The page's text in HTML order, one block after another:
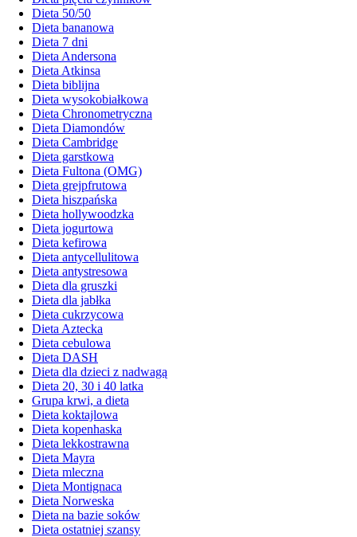
Dieta 50/50
Dieta bananowa
Dieta 7 dni
Dieta Andersona
Dieta Atkinsa
Dieta biblijna
Dieta wysokobiałkowa
Dieta Chronometryczna
Dieta Diamondów
Dieta Cambridge
Dieta garstkowa
Dieta Fultona (OMG)
Dieta grejpfrutowa
Dieta hiszpańska
Dieta hollywoodzka
Dieta jogurtowa
Dieta kefirowa
Dieta antycellulitowa
Dieta antystresowa
Dieta dla gruszki
Dieta dla jabłka
Dieta cukrzycowa
Dieta Aztecka
Dieta cebulowa
Dieta DASH
Dieta dla dzieci z nadwagą
Dieta 20, 30 i 40 latka
Grupa krwi, a dieta
Dieta koktajlowa
Dieta kopenhaska
Dieta lekkostrawna
Dieta Mayra
Dieta mleczna
Dieta Montignaca
Dieta Norweska
Dieta na bazie soków
Dieta ostatniej szansy